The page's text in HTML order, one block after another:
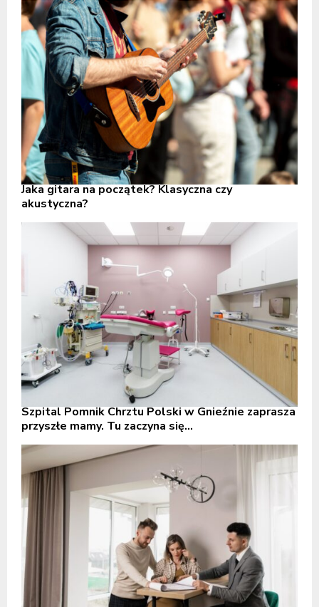
Jaka gitara na początek? Klasyczna czy
akustyczna?
Szpital Pomnik Chrztu Polski w Gnieźnie zaprasza
przyszłe mamy. Tu zaczyna się...